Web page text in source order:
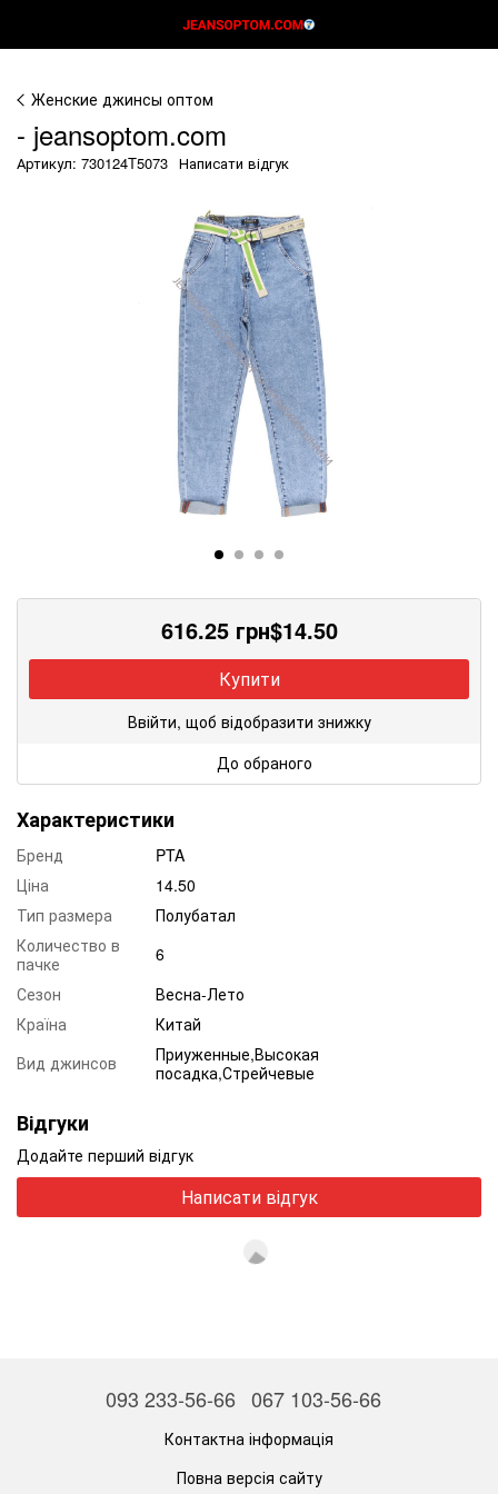
Женские джинсы оптом
- jeansoptom.com
Артикул: 730124T5073 Написати відгук
616.25грн$14.50
Купити
Ввійти, щоб відобразити знижку
До обраного
Характеристики
Бренд
PTA
Ціна
14.50
Тип размера
Полубатал
Количество в
пачке
6
Сезон
Весна-Лето
Країна
Китай
Вид джинсов
Приуженные,Высокая
посадка,Стрейчевые
Відгуки
Додайте перший відгук
Написати відгук
093 233-56-66 067 103-56-66
Контактна інформація
Повна версія сайту